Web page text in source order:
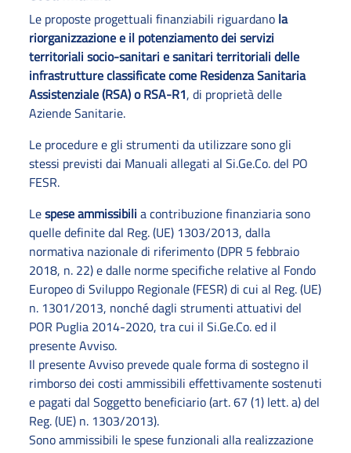
Le proposte progettuali finanziabili riguardano la
riorganizzazione e il potenziamento dei servizi
territoriali socio-sanitari e sanitari territoriali delle
infrastrutture classificate come Residenza Sanitaria
Assistenziale (RSA) o RSA-R1, di proprietà delle
Aziende Sanitarie.
Le procedure e gli strumenti da utilizzare sono gli
stessi previsti dai Manuali allegati al Si.Ge.Co. del PO
FESR.
Lespese ammissibili a contribuzione finanziaria sono
quelle definite dal Reg. (UE) 1303/2013, dalla
normativa nazionale di riferimento (DPR 5 febbraio
2018, n. 22) e dalle norme specifiche relative al Fondo
Europeo di Sviluppo Regionale (FESR) di cui al Reg. (UE)
n. 1301/2013, nonché dagli strumenti attuativi del
POR Puglia 2014-2020, tra cui il Si.Ge.Co. ed il
presente Avviso.
Il presente Avviso prevede quale forma di sostegno il
rimborso dei costi ammissibili effettivamente sostenuti
e pagati dal Soggetto beneficiario (art. 67 (1) lett. a) del
Reg. (UE) n. 1303/2013).
Sono ammissibili le spese funzionali alla realizzazione